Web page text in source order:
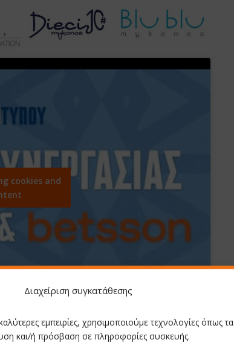
Διαχείριση συγκατάθεσης
εμπειρίες, χρησιμοποιούμε τεχνολογίες όπως τα
και/ή πρόσβαση σε πληροφορίες συσκευής.
cookies and